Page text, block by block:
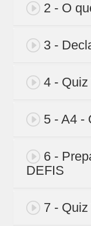
2 - O
3 -
4 -
5 - A4 -
6 -
DEFIS
7 -